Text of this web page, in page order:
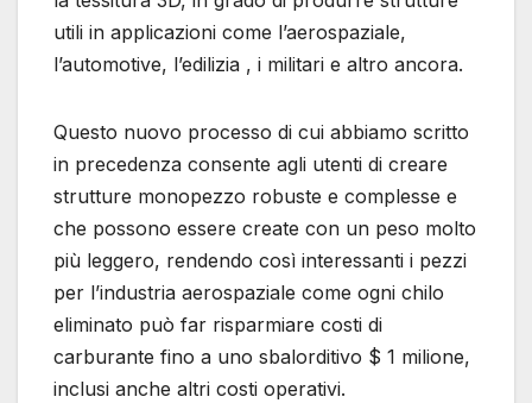
utili in applicazioni come l’aerospaziale,
l’automotive, l’edilizia , i militari e altro ancora.
Questo nuovo processo di cui abbiamo scritto
in precedenza consente agli utenti di creare
strutture monopezzo robuste e complesse e
che possono essere create con un peso molto
più leggero, rendendo così interessanti i pezzi
per l’industria aerospaziale come ogni chilo
eliminato può far risparmiare costi di
carburante fino a uno sbalorditivo $ 1 milione,
inclusi anche altri costi operativi.